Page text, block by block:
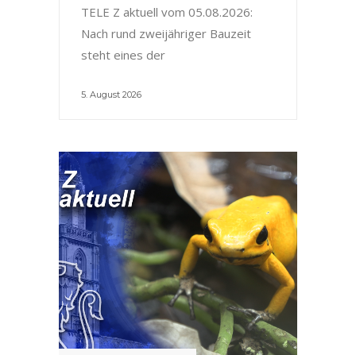
TELE Z aktuell vom 05.08.2026:
Nach rund zweijähriger Bauzeit
steht eines der
5. August 2026